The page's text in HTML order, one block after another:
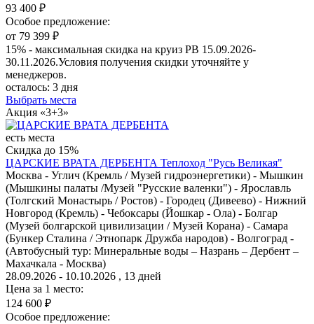
93 400 ₽
Особое предложение:
от 79 399 ₽
15% - максимальная скидка на круиз РВ 15.09.2026-
30.11.2026.Условия получения скидки уточняйте у
менеджеров.
осталось: 3 дня
Выбрать места
Акция «3+3»
есть места
Скидка до 15%
ЦАРСКИЕ ВРАТА ДЕРБЕНТА Теплоход "Русь Великая"
Москва - Углич (Кремль / Музей гидроэнергетики) - Мышкин
(Мышкины палаты /Музей "Русские валенки") - Ярославль
(Толгский Монастырь / Ростов) - Городец (Дивеево) - Нижний
Новгород (Кремль) - Чебоксары (Йошкар - Ола) - Болгар
(Музей болгарской цивилизации / Музей Корана) - Самара
(Бункер Сталина / Этнопарк Дружба народов) - Волгоград -
(Автобусный тур: Минеральные воды – Назрань – Дербент –
Махачкала - Москва)
28.09.2026 - 10.10.2026 , 13 дней
Цена за 1 место:
124 600 ₽
Особое предложение: